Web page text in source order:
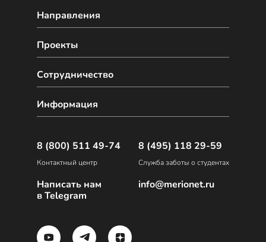
Направления
Сотрудничество
Проекты
Информация
8 (800) 511 49-74
Контактный центр
Написать нам
в Telegram
8 (495) 118 29-59
Служба заботы о студентах
info@merionet.ru